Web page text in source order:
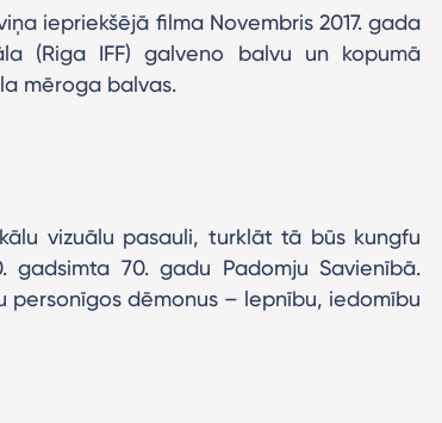
iepriekšējā filma Novembris 2017. gada
(Riga IFF) galveno balvu un kopumā
mēroga balvas.
vizuālu pasauli, turklāt tā būs kungfu
gadsimta 70. gadu Padomju Savienībā.
personīgos dēmonus – lepnību, iedomību